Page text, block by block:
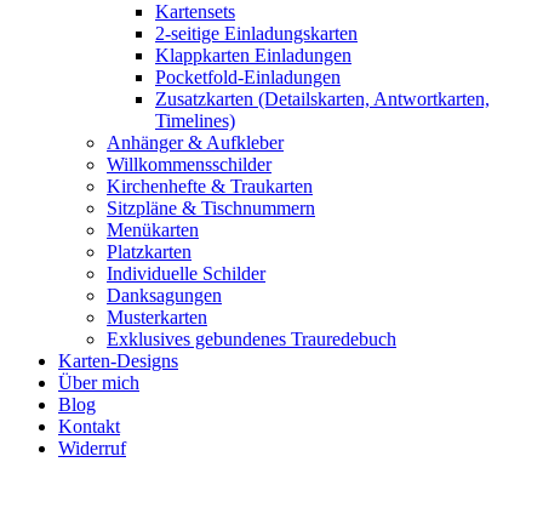
Kartensets
2-seitige Einladungskarten
Klappkarten Einladungen
Pocketfold-Einladungen
Zusatzkarten (Detailskarten, Antwortkarten,
Timelines)
Anhänger & Aufkleber
Willkommensschilder
Kirchenhefte & Traukarten
Sitzpläne & Tischnummern
Menükarten
Platzkarten
Individuelle Schilder
Danksagungen
Musterkarten
Exklusives gebundenes Trauredebuch
Karten-Designs
Über mich
Blog
Kontakt
Widerruf